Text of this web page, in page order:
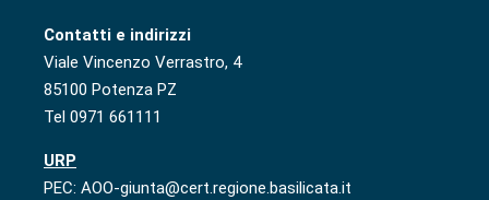
Contatti e indirizzi
Viale Vincenzo Verrastro, 4
85100 Potenza PZ
Tel 0971 661111
URP
PEC: AOO-giunta@cert.regione.basilicata.it